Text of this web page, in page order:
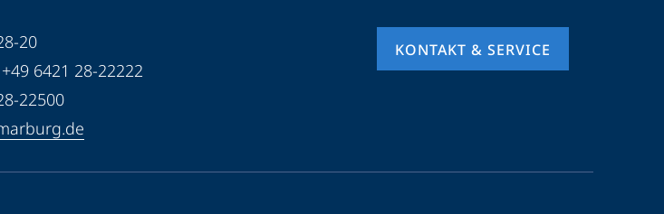
20
6421 28-22222
22500
KONTAKT & SERVICE